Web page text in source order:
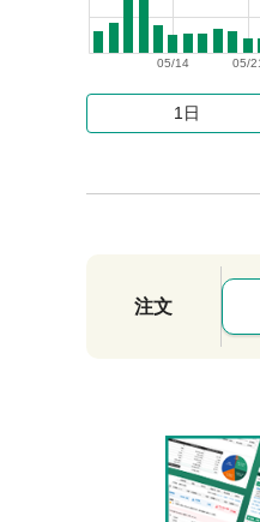
05/
05/14
1日
注文